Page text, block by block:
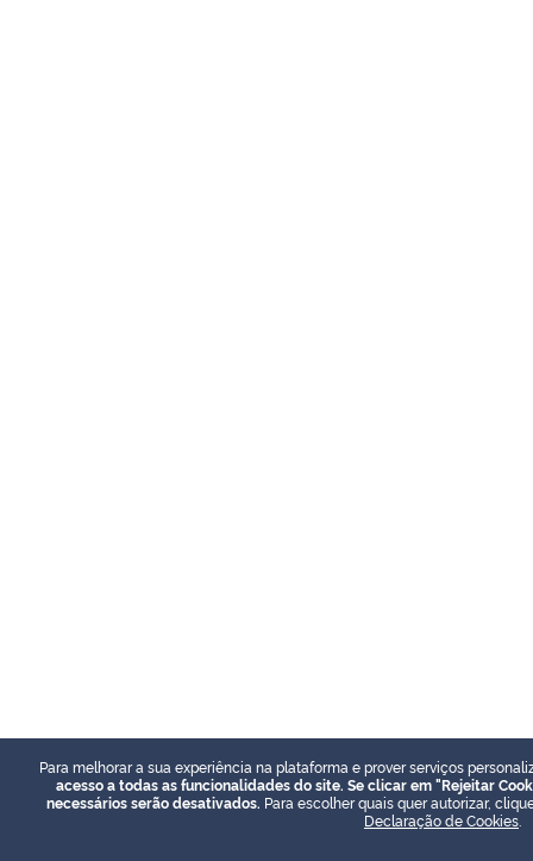
Para melhorar a sua experiência na plataforma e prover serviços
acesso a todas as funcionalidades do site. Se clicar em "Rejeitar
necessários serão desativados. Para escolher quais quer autorizar,
Declaração de Cookies